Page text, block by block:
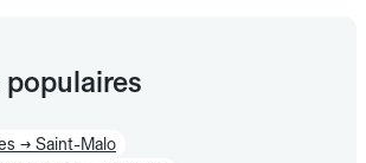
→ Saint-Malo